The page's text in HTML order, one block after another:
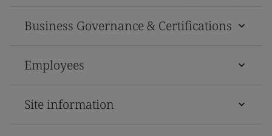
Business Governance & Certifications
Employees
Site information